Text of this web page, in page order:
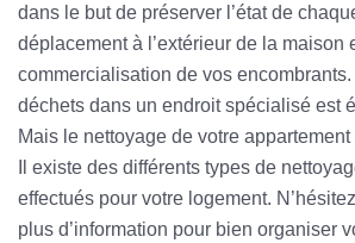
dans le but de préserver l’état de
déplacement à l’extérieur de la maison
commercialisation de vos
déchets dans un endroit spécialisé est
Mais le nettoyage de votre
Il existe des différents types de
effectués pour votre logement.
plus d’information pour bien organiser